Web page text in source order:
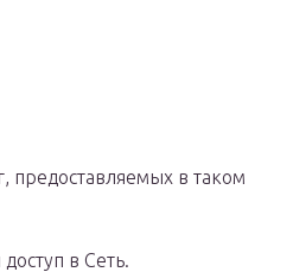
предоставляемых в таком
в Сеть.